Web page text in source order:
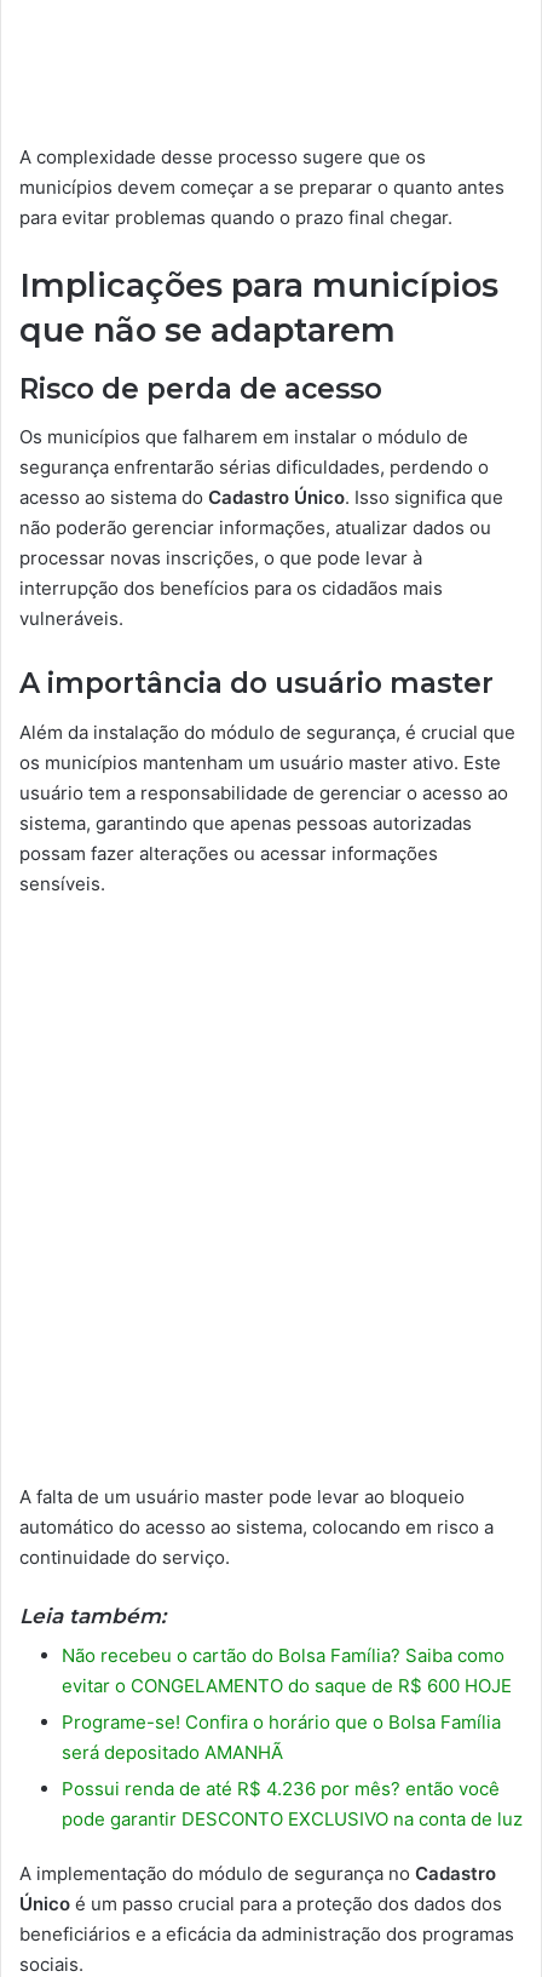
A complexidade desse processo sugere que os
municípios devem começar a se preparar o quanto antes
para evitar problemas quando o prazo final chegar.
Implicações para municípios
que não se adaptarem
Risco de perda de acesso
Os municípios que falharem em instalar o módulo de
segurança enfrentarão sérias dificuldades, perdendo o
acesso ao sistema do Cadastro Único. Isso significa que
não poderão gerenciar informações, atualizar dados ou
processar novas inscrições, o que pode levar à
interrupção dos benefícios para os cidadãos mais
vulneráveis.
A importância do usuário master
Além da instalação do módulo de segurança, é crucial que
os municípios mantenham um usuário master ativo. Este
usuário tem a responsabilidade de gerenciar o acesso ao
sistema, garantindo que apenas pessoas autorizadas
possam fazer alterações ou acessar informações
sensíveis.
A falta de um usuário master pode levar ao bloqueio
automático do acesso ao sistema, colocando em risco a
continuidade do serviço.
Leia também:
Não recebeu o cartão do Bolsa Família? Saiba como
evitar o CONGELAMENTO do saque de R$ 600 HOJE
Programe-se! Confira o horário que o Bolsa Família
será depositado AMANHÃ
Possui renda de até R$ 4.236 por mês? então você
pode garantir DESCONTO EXCLUSIVO na conta de luz
A implementação do módulo de segurança no Cadastro
Único é um passo crucial para a proteção dos dados dos
beneficiários e a eficácia da administração dos programas
sociais.